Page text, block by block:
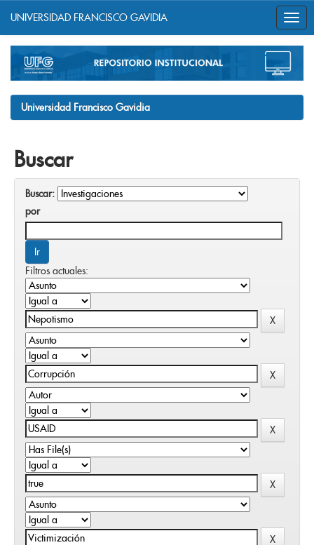
navigation
UNIVERSIDAD FRANCISCO GAVIDIA
Universidad Francisco Gavidia
Buscar
Buscar:
por
Filtros actuales: